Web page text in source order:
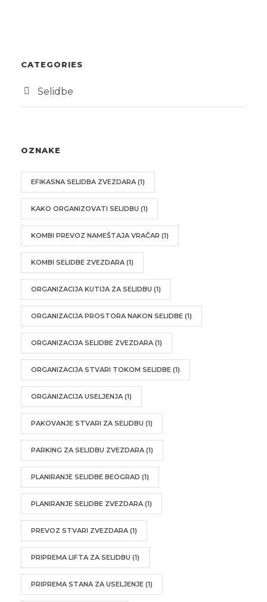
CATEGORIES
Selidbe
OZNAKE
EFIKASNA SELIDBA ZVEZDARA (1)
KAKO ORGANIZOVATI SELIDBU (1)
KOMBI PREVOZ NAMEŠTAJA VRAČAR (1)
KOMBI SELIDBE ZVEZDARA (1)
ORGANIZACIJA KUTIJA ZA SELIDBU (1)
ORGANIZACIJA PROSTORA NAKON SELIDBE (1)
ORGANIZACIJA SELIDBE ZVEZDARA (1)
ORGANIZACIJA STVARI TOKOM SELIDBE (1)
ORGANIZACIJA USELJENJA (1)
PAKOVANJE STVARI ZA SELIDBU (1)
PARKING ZA SELIDBU ZVEZDARA (1)
PLANIRANJE SELIDBE BEOGRAD (1)
PLANIRANJE SELIDBE ZVEZDARA (1)
PREVOZ STVARI ZVEZDARA (1)
PRIPREMA LIFTA ZA SELIDBU (1)
PRIPREMA STANA ZA USELJENJE (1)